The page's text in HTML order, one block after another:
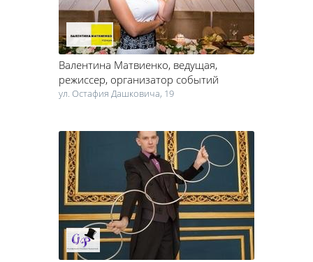
Валентина Матвиенко, ведущая,
режиссер, организатор событий
ул. Остафия Дашковича, 19